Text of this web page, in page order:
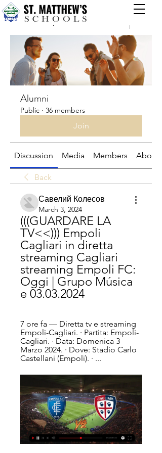
Groups
Alumni
Public · 36 members
Join
Discussion Media Members About
Back
Савелий Колесов
March 3, 2024
(((GUARDARE LA
TV<<))) Empoli
Cagliari in diretta
streaming Cagliari
streaming Empoli FC:
Oggi | Grupo Música
e 03.03.2024
7 ore fa — Diretta tv e streaming
Empoli-Cagliari. · Partita: Empoli-
Cagliari. · Data: Domenica 3
Marzo 2024. · Dove: Stadio Carlo
Castellani (Empoli). · ...